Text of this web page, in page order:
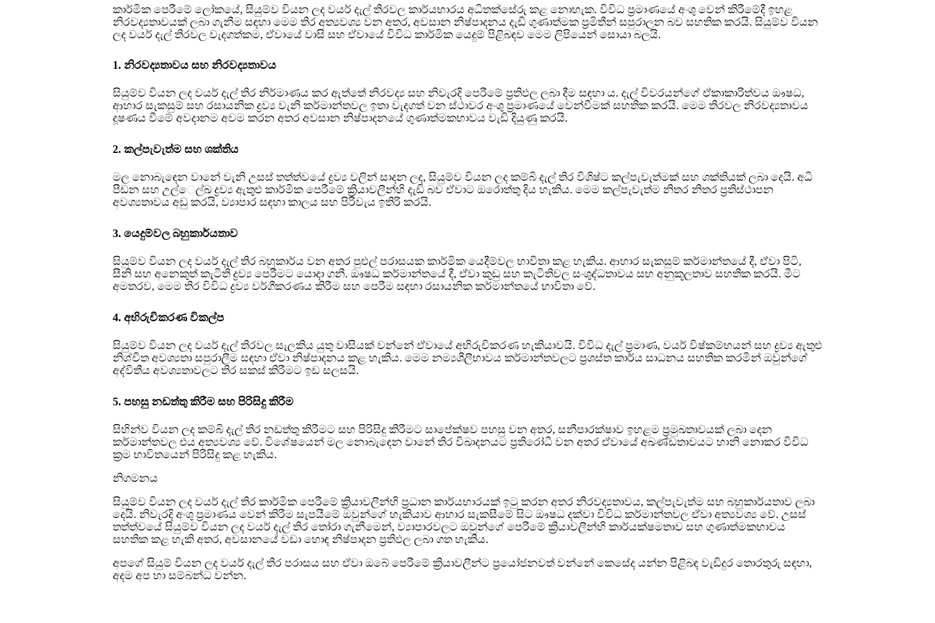
කාර්මික පෙරීමේ ලෝකයේ, සියුම්ව වියන ලද වයර් දැල් තිරවල කාර්යභාරය අධිතක්සේරු කළ නොහැක. විවිධ ප්‍රමාණයේ අංශු වෙන් කිරීමේදී ඉහළ
නිරවද්‍යතාවයක් ලබා ගැනීම සඳහා මෙම තිර අත්‍යවශ්‍ය වන අතර, අවසාන නිෂ්පාදනය දැඩි ගුණාත්මක ප්‍රමිතීන් සපුරාලන බව සහතික කරයි. සියුම්ව වියන
ලද වයර් දැල් තිරවල වැදගත්කම, ඒවායේ වාසි සහ ඒවායේ විවිධ කාර්මික යෙදුම් පිළිබඳව මෙම ලිපියෙන් සොයා බලයි.
1. නිරවද්‍යතාවය සහ නිරවද්‍යතාවය
සියුම්ව වියන ලද වයර් දැල් තිර නිර්මාණය කර ඇත්තේ නිරවද්‍ය සහ නිවැරදි පෙරීමේ ප්‍රතිඵල ලබා දීම සඳහා ය. දැල් විවරයන්ගේ ඒකාකාරිත්වය ඖෂධ,
ආහාර සැකසුම් සහ රසායනික ද්‍රව්‍ය වැනි කර්මාන්තවල ඉතා වැදගත් වන ස්ථාවර අංශු ප්‍රමාණයේ වෙන්වීමක් සහතික කරයි. මෙම තිරවල නිරවද්‍යතාවය
දූෂණය වීමේ අවදානම අවම කරන අතර අවසාන නිෂ්පාදනයේ ගුණාත්මකභාවය වැඩි දියුණු කරයි.
2. කල්පැවැත්ම සහ ශක්තිය
මල නොබැඳෙන වානේ වැනි උසස් තත්ත්වයේ ද්‍රව්‍ය වලින් සාදන ලද, සියුම්ව වියන ලද කම්බි දැල් තිර විශිෂ්ට කල්පැවැත්මක් සහ ශක්තියක් ලබා දෙයි. අධි
පීඩන සහ උල්ෙල්ඛ ද්‍රව්‍ය ඇතුළු කාර්මික පෙරීමේ ක්‍රියාවලීන්හි දැඩි බව ඒවාට ඔරොත්තු දිය හැකිය. මෙම කල්පැවැත්ම නිතර නිතර ප්‍රතිස්ථාපන
අවශ්‍යතාවය අඩු කරයි, ව්‍යාපාර සඳහා කාලය සහ පිරිවැය ඉතිරි කරයි.
3. යෙදුම්වල බහුකාර්යතාව
සියුම්ව වියන ලද වයර් දැල් තිර බහුකාර්ය වන අතර පුළුල් පරාසයක කාර්මික යෙදීම්වල භාවිතා කළ හැකිය. ආහාර සැකසුම් කර්මාන්තයේ දී, ඒවා පිටි,
සීනි සහ අනෙකුත් කැටිති ද්‍රව්‍ය පෙරීමට යොදා ගනී. ඖෂධ කර්මාන්තයේ දී, ඒවා කුඩු සහ කැටිතිවල සංශුද්ධතාවය සහ අනුකූලතාව සහතික කරයි. මීට
අමතරව, මෙම තිර විවිධ ද්‍රව්‍ය වර්ගීකරණය කිරීම සහ පෙරීම සඳහා රසායනික කර්මාන්තයේ භාවිතා වේ.
4. අභිරුචිකරණ විකල්ප
සියුම්ව වියන ලද වයර් දැල් තිරවල සැලකිය යුතු වාසියක් වන්නේ ඒවායේ අභිරුචිකරණ හැකියාවයි. විවිධ දැල් ප්‍රමාණ, වයර් විෂ්කම්භයන් සහ ද්‍රව්‍ය ඇතුළු
නිශ්චිත අවශ්‍යතා සපුරාලීම සඳහා ඒවා නිෂ්පාදනය කළ හැකිය. මෙම නම්‍යශීලීභාවය කර්මාන්තවලට ප්‍රශස්ත කාර්ය සාධනය සහතික කරමින් ඔවුන්ගේ
අද්විතීය අවශ්‍යතාවලට තිර සකස් කිරීමට ඉඩ සලසයි.
5. පහසු නඩත්තු කිරීම සහ පිරිසිදු කිරීම
සිහින්ව වියන ලද කම්බි දැල් තිර නඩත්තු කිරීමට සහ පිරිසිදු කිරීමට සාපේක්ෂව පහසු වන අතර, සනීපාරක්ෂාව ඉහළම ප්‍රමුඛතාවයක් ලබා දෙන
කර්මාන්තවල එය අත්‍යවශ්‍ය වේ. විශේෂයෙන් මල නොබැඳෙන වානේ තිර විඛාදනයට ප්‍රතිරෝධී වන අතර ඒවායේ අඛණ්ඩතාවයට හානි නොකර විවිධ
ක්‍රම භාවිතයෙන් පිරිසිදු කළ හැකිය.
නිගමනය
සියුම්ව වියන ලද වයර් දැල් තිර කාර්මික පෙරීමේ ක්‍රියාවලීන්හි ප්‍රධාන කාර්යභාරයක් ඉටු කරන අතර නිරවද්‍යතාවය, කල්පැවැත්ම සහ බහුකාර්යතාව ලබා
දෙයි. නිවැරදි අංශු ප්‍රමාණය වෙන් කිරීම සැපයීමේ ඔවුන්ගේ හැකියාව ආහාර සැකසීමේ සිට ඖෂධ දක්වා විවිධ කර්මාන්තවල ඒවා අත්‍යවශ්‍ය වේ. උසස්
තත්ත්වයේ සියුම්ව වියන ලද වයර් දැල් තිර තෝරා ගැනීමෙන්, ව්‍යාපාරවලට ඔවුන්ගේ පෙරීමේ ක්‍රියාවලීන්හි කාර්යක්ෂමතාව සහ ගුණාත්මකභාවය
සහතික කළ හැකි අතර, අවසානයේ වඩා හොඳ නිෂ්පාදන ප්‍රතිඵල ලබා ගත හැකිය.
අපගේ සියුම් වියන ලද වයර් දැල් තිර පරාසය සහ ඒවා ඔබේ පෙරීමේ ක්‍රියාවලීන්ට ප්‍රයෝජනවත් වන්නේ කෙසේද යන්න පිළිබඳ වැඩිදුර තොරතුරු සඳහා,
අදම අප හා සම්බන්ධ වන්න.